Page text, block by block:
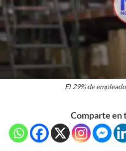
El 29% de
Comparte en